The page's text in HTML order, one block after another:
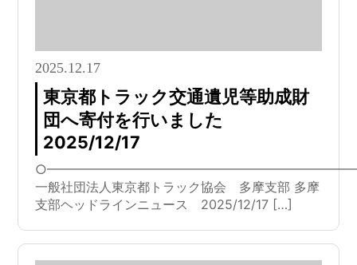
2025.12.17
東京都トラック交通遺児等助成財
団へ寄付を行いました
2025/12/17
一般社団法人東京都トラック協会 多摩支部 多摩
支部ヘッドラインニュース 2025/12/17 […]